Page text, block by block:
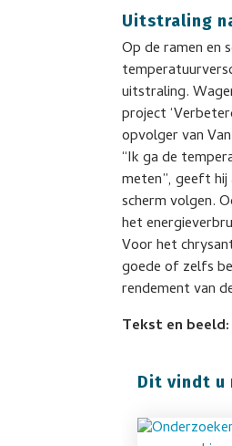
Uitstraling
Op de ramen en
uitstraling.
project
opvolger van
“Ik ga de
meten”, geeft
scherm volgen.
het
Voor het
goede of zelfs
rendement van
Tekst en
Dit vindt u